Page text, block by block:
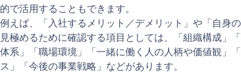
的で活用することもできます。
例えば、「入社するメリット／デメリット」や「自身
見極めるために確認する項目としては、「組織構成」
体系」「職場環境」「一緒に働く人の人柄や価値観」
ス」「今後の事業戦略」などがあります。